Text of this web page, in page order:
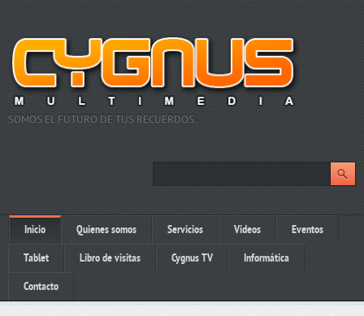
SOMOS EL FUTURO DE TUS RECUERDOS…
Inicio Quienes somos Servicios Videos Eventos
Tablet Libro de visitas Cygnus TV Informática
Contacto